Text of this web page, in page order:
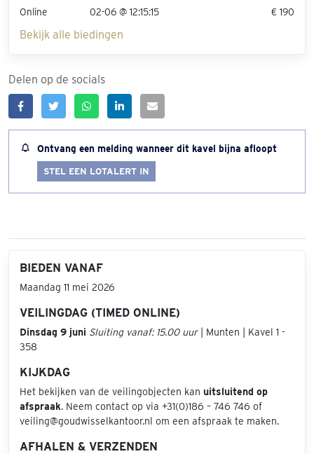
Online
02-06 @ 12:15:15 € 190
Bekijk alle biedingen
Delen op de socials
Ontvang een melding wanneer dit kavel bijna afloopt
STEL EEN LOTALERT IN
BIEDEN VANAF
Maandag 11 mei 2026
VEILINGDAG (TIMED ONLINE)
Dinsdag 9 juni Sluiting vanaf: 15.00 uur| Munten | Kavel 1 -
358
KIJKDAG
Het bekijken van de veilingobjecten kan uitsluitend op
afspraak. Neem contact op via +31(0)186 – 746 746 of
veiling@goudwisselkantoor.nl om een afspraak te maken.
AFHALEN & VERZENDEN